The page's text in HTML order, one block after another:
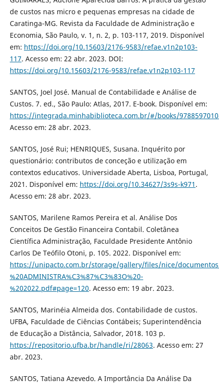
de custos nas micro e pequenas empresas na cidade de
Caratinga-MG. Revista da Faculdade de Administração e
Economia, São Paulo, v. 1, n. 2, p. 103-117, 2019. Disponível
em: https://doi.org/10.15603/2176-9583/refae.v1n2p103-
117. Acesso em: 22 abr. 2023. DOI:
https://doi.org/10.15603/2176-9583/refae.v1n2p103-117
SANTOS, Joel José. Manual de Contabilidade e Análise de
Custos. 7. ed., São Paulo: Atlas, 2017. E-book. Disponível em:
https://integrada.minhabiblioteca.com.br/#/books/
Acesso em: 28 abr. 2023.
SANTOS, José Rui; HENRIQUES, Susana. Inquérito por
questionário: contributos de conceção e utilização em
contextos educativos. Universidade Aberta, Lisboa, Portugal,
2021. Disponível em: https://doi.org/10.34627/3s9s-k971 .
Acesso em: 28 abr. 2023.
SANTOS, Marilene Ramos Pereira et al. Análise Dos
Conceitos De Gestão Financeira Contabil. Coletânea
Científica Administração, Faculdade Presidente Antônio
Carlos De Teófilo Otoni, p. 105. 2022. Disponível em:
https://unipacto.com.br/storage/gallery/files/nice/documentos/
%20ADMINISTRA%C3%87%C3%83O%20-
%202022.pdf#page=120. Acesso em: 19 abr. 2023.
SANTOS, Marinéia Almeida dos. Contabilidade de custos.
UFBA, Faculdade de Ciências Contábeis; Superintendência
de Educação a Distância, Salvador, 2018. 103 p.
https://repositorio.ufba.br/handle/ri/28063. Acesso em: 27
abr. 2023.
SANTOS, Tatiana Azevedo. A Importância Da Análise Da